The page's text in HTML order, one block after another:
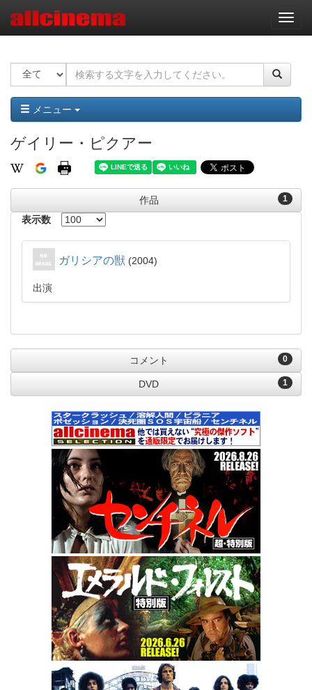
ナ
ビ
ー
ョ
ン
メニュー
ゲイリー・ピクアー
1
作品
表示数
ガリシアの獣 2004
出演
0
コメント
1
DVD